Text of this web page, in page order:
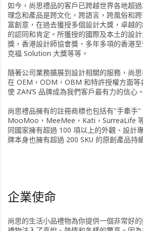
如今，尚思禮品的客戶已跨越世界各地超
理念和產品是跨文化，跨語言，跨風俗和
富創意，在過去獲授多個設計大獎，卓越
的認同和肯定。所獲授的國際及本土的設
獎，香港設計師協會獎，多年多項的香港
克福 Solution 大獎等等。
隨著公司業務擴展到設計相關的服務，尚
在 OEM，ODM，OBM 和特許授權方面等
使 ZAN’S 品牌成為我們客戶最有力的信心。
尚思禮品擁有的註冊商標也包括有"手牽手"
MooMoo，MeeMee，Kati，SurreaLife
同國家擁有超過 100 項以上的外觀、設計
牌本身也擁有超過 200 SKU 的原創產品持
企業使命
尚思的生活小品禮物為你提供一個非常好